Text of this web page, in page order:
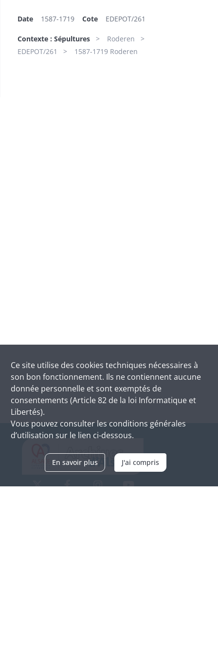
Date 1587-1719 Cote EDEPOT/261
Contexte : Sépultures
Roderen
EDEPOT/261
1587-1719 Roderen
Ce site utilise des cookies techniques nécessaires à
son bon fonctionnement. Ils ne contiennent aucune
donnée personnelle et sont exemptés de
consentements (Article 82 de la loi Informatique et
Libertés).
Vous pouvez consulter les conditions générales
d’utilisation sur le lien ci-dessous.
En savoir plus J'ai compris